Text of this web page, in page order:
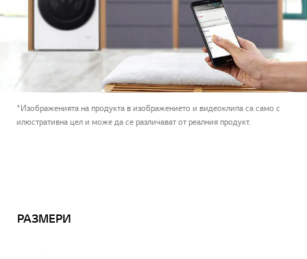
*Изображенията на продукта в изображението и видеоклипа са само с
илюстративна цел и може да се различават от реалния продукт.
РАЗМЕРИ